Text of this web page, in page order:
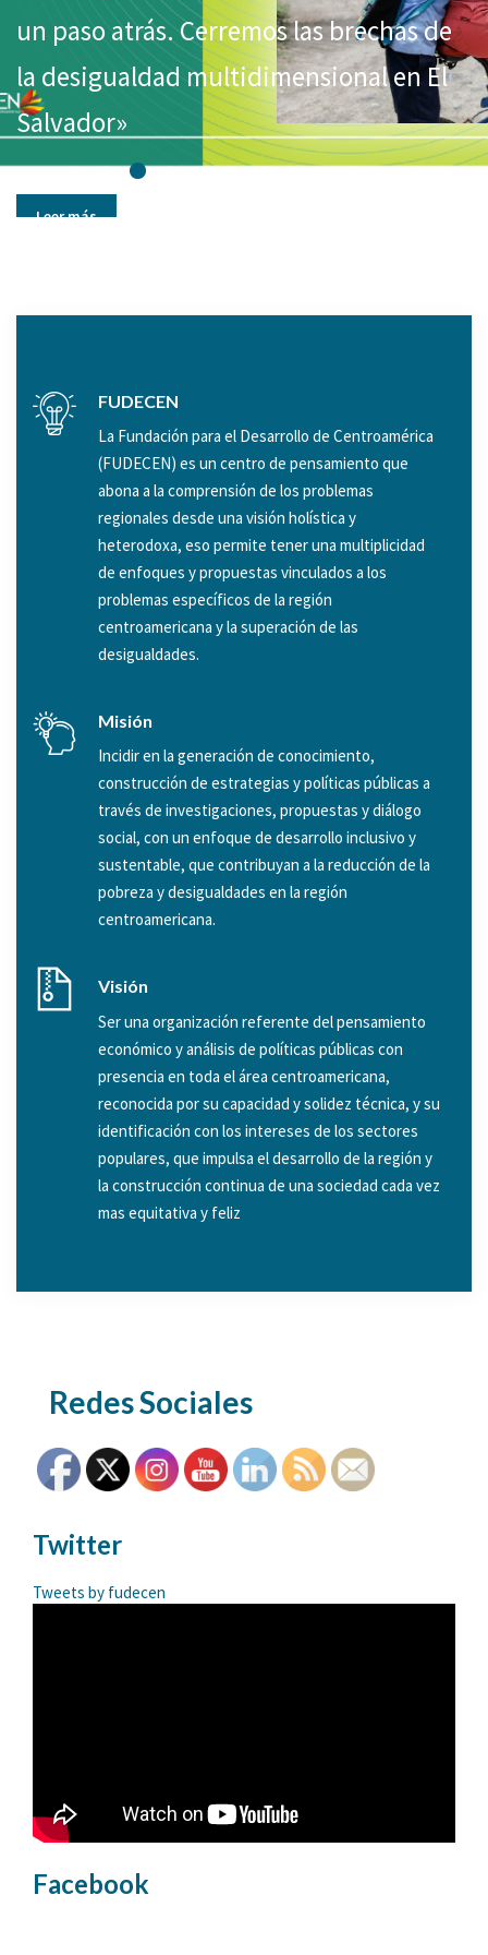
Ver video
un paso atrás. Cerremos las brechas de
la desigualdad multidimensional en El
Salvador»
Leer más
del COVID-19: Impactos esperados y
propuestas de políticas públicas.
libro
social,
Salvador, en
acciones
FUDECEN
La Fundación para el Desarrollo de Centroamérica
(FUDECEN) es un centro de pensamiento que
abona a la comprensión de los problemas
regionales desde una visión holística y
heterodoxa, eso permite tener una multiplicidad
de enfoques y propuestas vinculados a los
problemas específicos de la región
centroamericana y la superación de las
desigualdades.
Misión
Incidir en la generación de conocimiento,
construcción de estrategias y políticas públicas a
través de investigaciones, propuestas y diálogo
social, con un enfoque de desarrollo inclusivo y
sustentable, que contribuyan a la reducción de la
pobreza y desigualdades en la región
centroamericana.
Visión
Ser una organización referente del pensamiento
económico y análisis de políticas públicas con
presencia en toda el área centroamericana,
reconocida por su capacidad y solidez técnica, y su
identificación con los intereses de los sectores
populares, que impulsa el desarrollo de la región y
la construcción continua de una sociedad cada vez
mas equitativa y feliz
Redes Sociales
Twitter
Tweets by fudecen
Facebook